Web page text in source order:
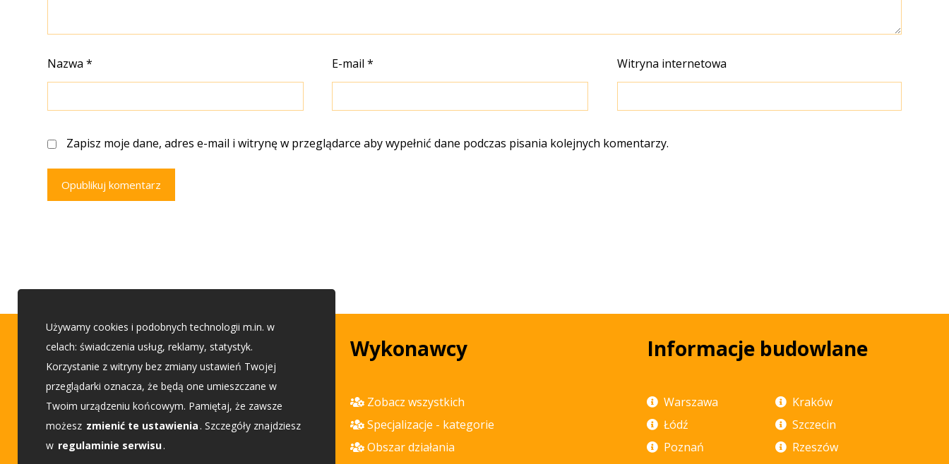
Nazwa* E-mail* Witryna internetowa
Zapisz moje dane, adres e-mail i witrynę w przeglądarce aby wypełnić dane podczas pisania kolejnych komentarzy.
Opublikuj komentarz
Porady budowlane
Etap 1 - Przed budową
Etap 2 - Wybieam projekt
Etap 3 - Buduję dom
Wykonawcy
Zobacz wszystkich
Specjalizacje - kategorie
Obszar działania
Informacje budowlane
Warszawa
Kraków
Łódź
Szczecin
Poznań
Rzeszów
Używamy cookies i podobnych technologii m.in. w
celach: świadczenia usług, reklamy, statystyk.
Korzystanie z witryny bez zmiany ustawień Twojej
przeglądarki oznacza, że będą one umieszczane w
Twoim urządzeniu końcowym. Pamiętaj, że zawsze
możesz zmienić te ustawienia . Szczegóły znajdziesz
w regulaminie serwisu.